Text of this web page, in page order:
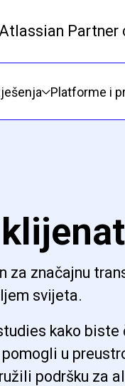
Partner
Platforme i
za značajnu
svijeta.
kako biste
u
podršku za